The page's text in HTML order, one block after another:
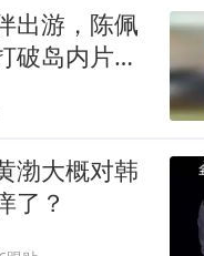
出游，陈佩
破岛内片面
渤大概对韩
了？